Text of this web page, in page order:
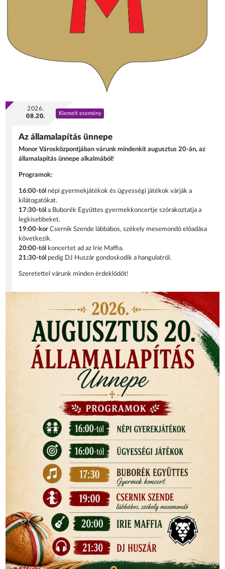
2026.
08.20.
Kiemelt esemény
Az államalapítás ünnepe
Monor Városközpontjában várunk mindenkit augusztus 20-án, az
államalapítás ünnepe alkalmából!
Programok:
16:00-tól népi gyermekjátékok és ügyességi játékok várják a
kilátogatókat.
17:30-tól a Buborék Együttes gyermekkoncertje szórakoztatja a
legkisebbeket.
19:00-korCsernik Szende lábbábos, székely mesemondó előadása
következik.
20:00-tól
koncertet ad az Irie Maffia.
21:30-tól pedig DJ Huszár gondoskodik a hangulatról.
Szeretettel várunk minden érdeklődőt!